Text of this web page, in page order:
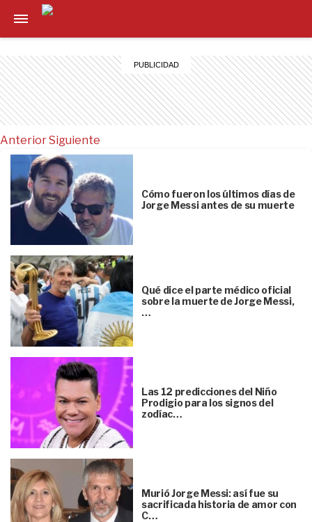
Anterior
Cómo fueron los últimos días de
Jorge Messi antes de su muerte
Qué dice el parte médico oficial
sobre la muerte de Jorge Messi,
…
Las 12 predicciones del Niño
Prodigio para los signos del
zodíac…
Murió Jorge Messi: así fue su
sacrificada historia de amor con
C…
Siguiente